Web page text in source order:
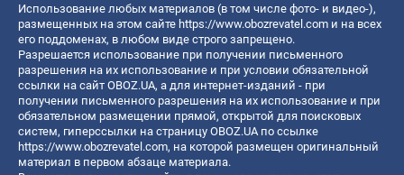
Использование любых материалов (в том числе фото- и видео-),
размещенных на этом сайте https://www.obozrevatel.com и на всех
его поддоменах, в любом виде строго запрещено.
Разрешается использование при получении письменного
разрешения на их использование и при условии обязательной
ссылки на сайт OBOZ.UA, а для интернет-изданий - при
получении письменного разрешения на их использование и при
обязательном размещении прямой, открытой для поисковых
систем, гиперссылки на страницу OBOZ.UA по ссылке
https://www.obozrevatel.com, на которой размещен оригинальный
материал в первом абзаце материала.